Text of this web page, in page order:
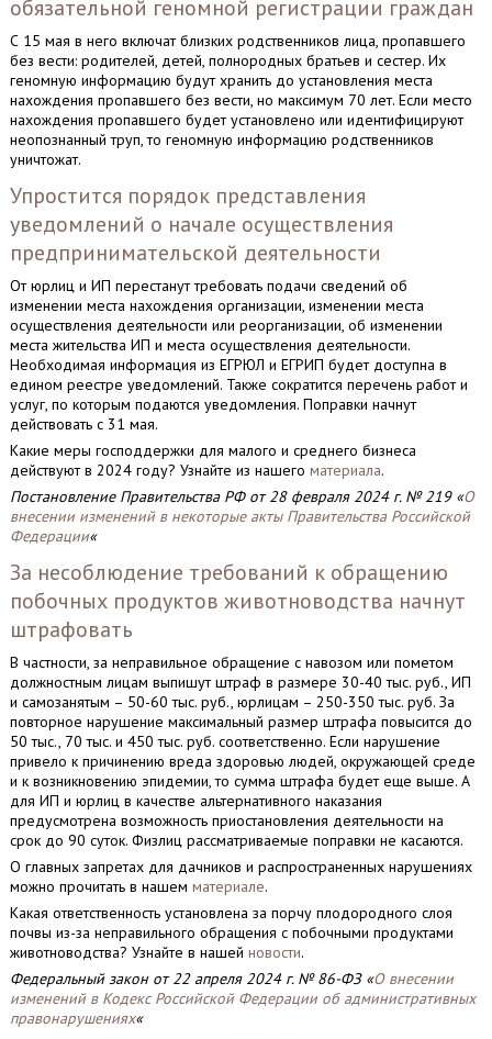
обязательной геномной регистрации граждан
С 15 мая в него включат близких родственников лица, пропавшего
без вести: родителей, детей, полнородных братьев и сестер. Их
геномную информацию будут хранить до установления места
нахождения пропавшего без вести, но максимум 70 лет. Если место
нахождения пропавшего будет установлено или идентифицируют
неопознанный труп, то геномную информацию родственников
уничтожат.
Упростится порядок представления
уведомлений о начале осуществления
предпринимательской деятельности
От юрлиц и ИП перестанут требовать подачи сведений об
изменении места нахождения организации, изменении места
осуществления деятельности или реорганизации, об изменении
места жительства ИП и места осуществления деятельности.
Необходимая информация из ЕГРЮЛ и ЕГРИП будет доступна в
едином реестре уведомлений. Также сократится перечень работ и
услуг, по которым подаются уведомления. Поправки начнут
действовать с 31 мая.
Какие меры господдержки для малого и среднего бизнеса
действуют в 2024 году? Узнайте из нашего материала.
Постановление Правительства РФ от 28 февраля 2024 г. № 219 «О
внесении изменений в некоторые акты Правительства Российской
Федерации«
За несоблюдение требований к обращению
побочных продуктов животноводства начнут
штрафовать
В частности, за неправильное обращение с навозом или пометом
должностным лицам выпишут штраф в размере 30-40 тыс. руб., ИП
и самозанятым – 50-60 тыс. руб., юрлицам – 250-350 тыс. руб. За
повторное нарушение максимальный размер штрафа повысится до
50 тыс., 70 тыс. и 450 тыс. руб. соответственно. Если нарушение
привело к причинению вреда здоровью людей, окружающей среде
и к возникновению эпидемии, то сумма штрафа будет еще выше. А
для ИП и юрлиц в качестве альтернативного наказания
предусмотрена возможность приостановления деятельности на
срок до 90 суток. Физлиц рассматриваемые поправки не касаются.
О главных запретах для дачников и распространенных нарушениях
можно прочитать в нашем материале.
Какая ответственность установлена за порчу плодородного слоя
почвы из-за неправильного обращения с побочными продуктами
животноводства? Узнайте в нашей новости.
Федеральный закон от 22 апреля 2024 г. № 86-ФЗ «О внесении
изменений в Кодекс Российской Федерации об административных
правонарушениях«